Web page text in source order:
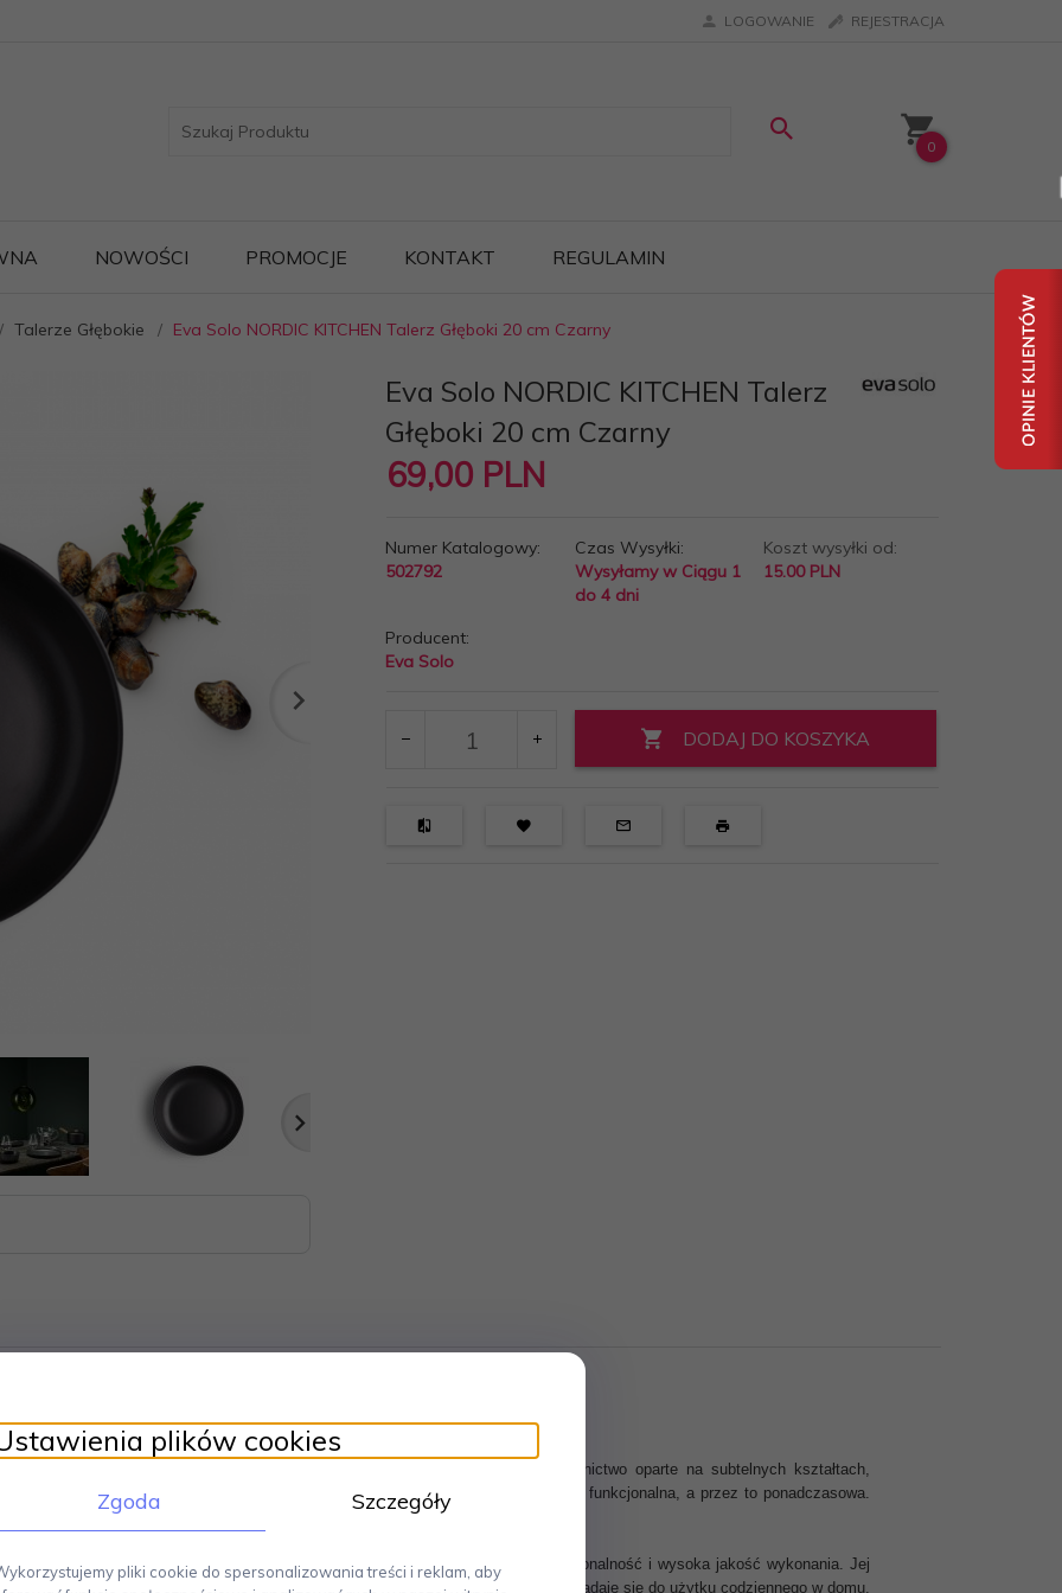
LOGOWANIE REJESTRACJA
0
NOWOŚCI PROMOCJE KONTAKT REGULAMIN
Talerze Głębokie Eva Solo NORDIC KITCHEN Talerz Głęboki 20 cm Czarny
Eva Solo NORDIC KITCHEN Talerz
Głęboki 20 cm Czarny
69,00 PLN
Numer Katalogowy:
502792
Czas Wysyłki:
Wysyłamy w Ciągu 1
do 4 dni
Koszt wysyłki od:
15.00 PLN
Producent:
Eva Solo
DODAJ DO KOSZYKA
Proste wzornictwo oparte na subtelnych kształtach,
oddaje nordyckie podejście do życia. Seria Nordic Kitchen jest minimalistyczna i funkcjonalna, a przez to ponadczasowa.
średnica 20 cm. Można myć w zmywarce.
design.
Produkty sygnowane tą marką cechuje estetyczny wygląd, funkcjonalność i wysoka jakość wykonania. Jej
na początku lat 50-tych XX wieku. Produkty Eva Solo to duński design, który nadaje się do użytku codziennego w domu.
plików cookies
Zgoda Szczegóły
pliki cookie do spersonalizowania treści i reklam, aby